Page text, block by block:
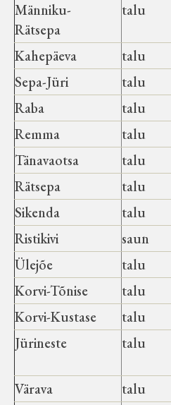
Männiku-
Rätsepa
talu
Kahepäeva
talu
Sepa-Jüri
talu
Raba
talu
Remma
talu
Tänavaotsa
talu
Rätsepa
talu
Sikenda
talu
Ristikivi
saun
Ülejõe
talu
Korvi-Tõnise
talu
Korvi-Kustase
talu
Jürineste
talu
Värava
talu